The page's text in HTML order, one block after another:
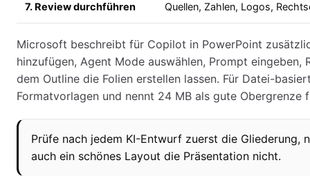
7. Review durchführen Quellen, Zahlen, Logos,
Microsoft beschreibt für Copilot in PowerPoint
hinzufügen, Agent Mode auswählen, Prompt
dem Outline die Folien erstellen lassen. Für Datei-
Formatvorlagen und nennt 24 MB als gute Obergrenze
Prüfe nach jedem KI-Entwurf zuerst die Gliederung,
auch ein schönes Layout die Präsentation nicht.